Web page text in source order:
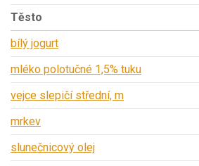
Těsto
bílý jogurt
mléko polotučné 1,5% tuku
vejce slepičí střední, m
mrkev
slunečnicový olej